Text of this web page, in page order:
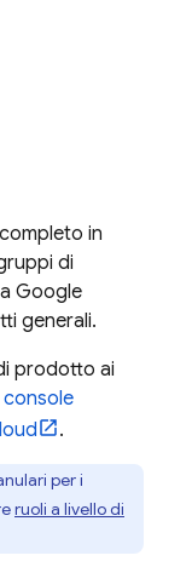
in
di
Google
generali.
prodotto ai
console
.
per i
ruoli a livello di